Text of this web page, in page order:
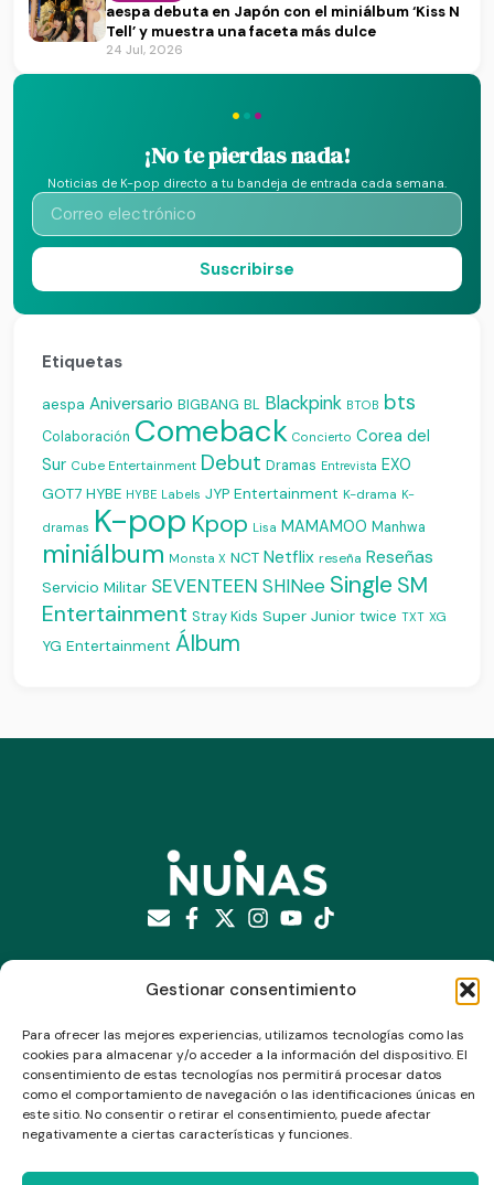
Gestionar consentimiento
Para ofrecer las mejores experiencias, utilizamos tecnologías como las
cookies para almacenar y/o acceder a la información del dispositivo. El
consentimiento de estas tecnologías nos permitirá procesar datos
como el comportamiento de navegación o las identificaciones únicas en
este sitio. No consentir o retirar el consentimiento, puede afectar
negativamente a ciertas características y funciones.
aespa debuta en Japón con el miniálbum ‘Kiss N
Tell’ y muestra una faceta más dulce
24 Jul, 2026
···
¡No te pierdas nada!
Noticias de K-pop directo a tu bandeja de entrada cada semana.
Suscribirse
Etiquetas
aespa Aniversario BIGBANG BL Blackpink BTOB bts
Colaboración Comeback Concierto Corea del
Sur Cube Entertainment Debut Dramas Entrevista EXO
GOT7 HYBE HYBE Labels JYP Entertainment K-drama K-
dramas K-pop Kpop Lisa MAMAMOO Manhwa
miniálbum Monsta X NCT Netflix reseña Reseñas
Servicio Militar SEVENTEEN SHINee Single SM
Entertainment Stray Kids Super Junior twice TXT XG
YG Entertainment Álbum
Enviar